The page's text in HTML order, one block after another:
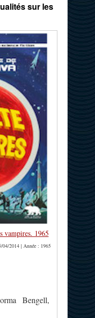
sur les
vampires. 1965
2014 | Année : 1965
Bengell,